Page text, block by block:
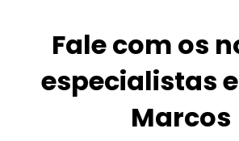
Fale com os
especialistas
Marcos